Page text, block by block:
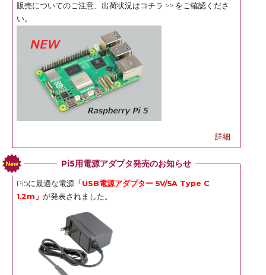
販売についてのご注意、出荷状況は コチラ >> をご確認くださ
い。
詳細...
Pi5用電源アダプタ発売のお知らせ
Pi5に最適な電源 「USB電源アダプター 5V/5A Type C
1.2m」 が発表されました。